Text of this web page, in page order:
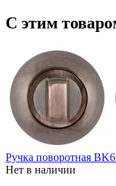
С этим
Ручка поворотная
Нет в наличии